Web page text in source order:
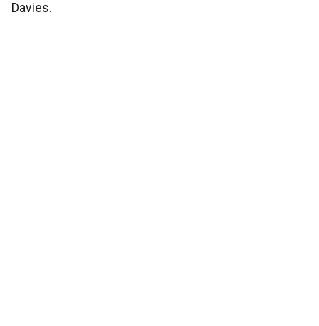
Davies.